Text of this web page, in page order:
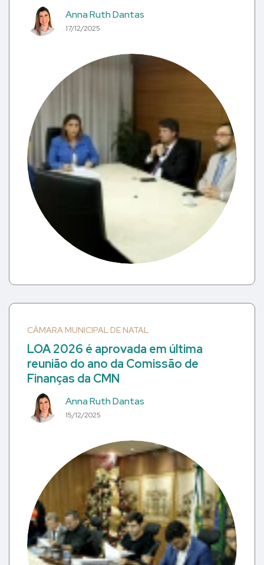
Anna Ruth Dantas
17/12/2025
CÂMARA MUNICIPAL DE NATAL
LOA 2026 é aprovada em última
reunião do ano da Comissão de
Finanças da CMN
Anna Ruth Dantas
15/12/2025